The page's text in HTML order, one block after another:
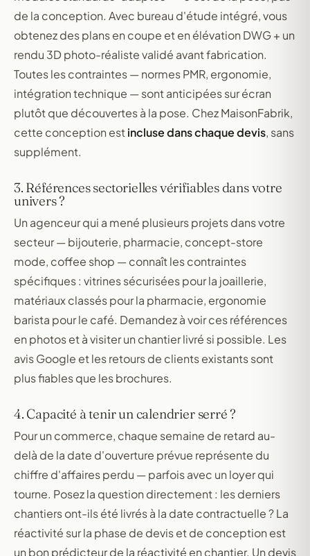
de la conception. Avec bureau d'étude intégré, vous
obtenez des plans en coupe et en élévation DWG + un
rendu 3D photo-réaliste validé avant fabrication.
Toutes les contraintes — normes PMR, ergonomie,
intégration technique — sont anticipées sur écran
plutôt que découvertes à la pose. Chez MaisonFabrik,
cette conception estincluse dans chaque devis, sans
supplément.
3. Références sectorielles vérifiables dans votre
univers ?
Un agenceur qui a mené plusieurs projets dans votre
secteur — bijouterie, pharmacie, concept-store
mode, coffee shop — connaît les contraintes
spécifiques : vitrines sécurisées pour la joaillerie,
matériaux classés pour la pharmacie, ergonomie
barista pour le café. Demandez à voir ces références
en photos et à visiter un chantier livré si possible. Les
avis Google et les retours de clients existants sont
plus fiables que les brochures.
4. Capacité à tenir un calendrier serré ?
Pour un commerce, chaque semaine de retard au-
delà de la date d'ouverture prévue représente du
chiffre d'affaires perdu — parfois avec un loyer qui
tourne. Posez la question directement : les derniers
chantiers ont-ils été livrés à la date contractuelle ? La
réactivité sur la phase de devis et de conception est
un bon prédicteur de la réactivité en chantier. Un devis